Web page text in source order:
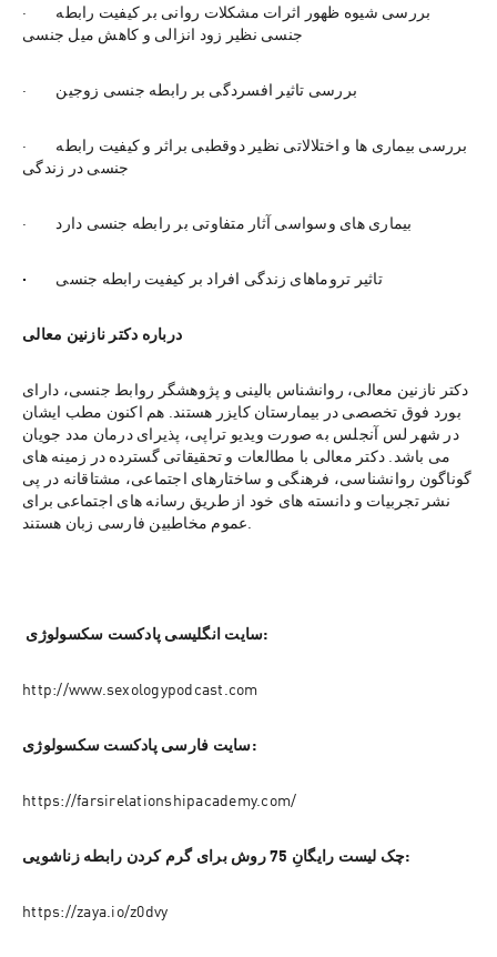
·        بررسی شیوه ظهور اثرات مشکلات روانی بر کیفیت رابطه
جنسی نظیر زود انزالی و کاهش میل جنسی
·        بررسی تاثیر افسردگی بر رابطه جنسی زوجین
·        بررسی بیماری ها و اختلالاتی نظیر دوقطبی براثر و کیفیت رابطه
جنسی در زندگی
·        بیماری های وسواسی آثار متفاوتی بر رابطه جنسی دارد
· تاثیر تروماهای زندگی افراد بر کیفیت رابطه جنسی
درباره دکتر نازنین معالی
دکتر نازنین معالی، روانشناس بالینی و پژوهشگر روابط جنسی، دارای
بورد فوق تخصصی در بیمارستان کایزر هستند. هم اکنون مطب ایشان
در شهر لس آنجلس به صورت ویدیو تراپی، پذیرای درمان مدد جویان
می باشد. دکتر معالی با مطالعات و تحقیقاتی گسترده در زمینه های
گوناگون روانشناسی، فرهنگی و ساختارهای اجتماعی، مشتاقانه در پی
نشر تجربیات و دانسته های خود از طریق رسانه های اجتماعی برای
عموم مخاطبین فارسی زبان هستند.
سایت انگلیسی پادکست سکسولوژی:
http://www.sexologypodcast.com
سایت فارسی پادکست سکسولوژی:
https://farsirelationshipacademy.com/
چک لیست رایگانِ 75 روش برای گرم کردن رابطه زناشویی:
https://zaya.io/z0dvy